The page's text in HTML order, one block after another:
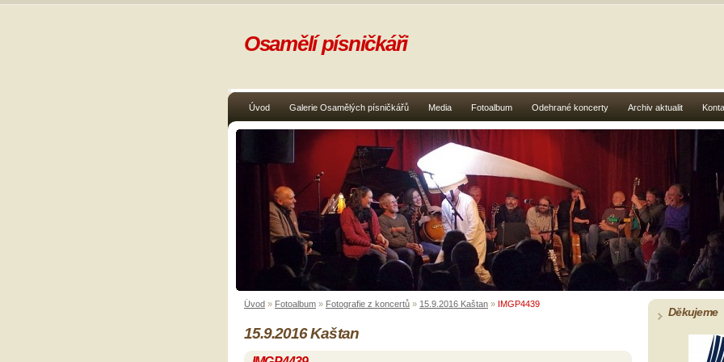
Úvod Galerie Osamělých písničkářů Media Fotoalbum Odehrané koncerty Archiv aktualit
Osamělí písničkáři
Úvod » Fotoalbum » Fotografie z koncertů » 15.9.2016 Kaštan » IMGP4439
15.9.2016 Kaštan
Děkujeme